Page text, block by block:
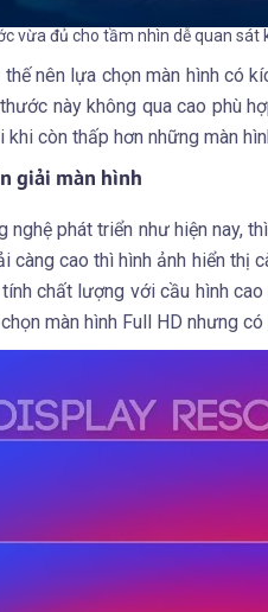
vừa đủ cho tầm nhìn dễ quan sát
thế nên lựa chọn màn hình có
này không qua cao phù
khi còn thấp hơn những màn
giải màn hình
nghệ phát triển như hiện nay,
càng cao thì hình ảnh hiển thị
chất lượng với cầu hình
màn hình Full HD nhưng